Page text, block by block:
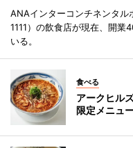
ANAインターコンチネンタ
1111）の飲食店が現在、開業
いる。
食べる
アークヒル
限定メニュ